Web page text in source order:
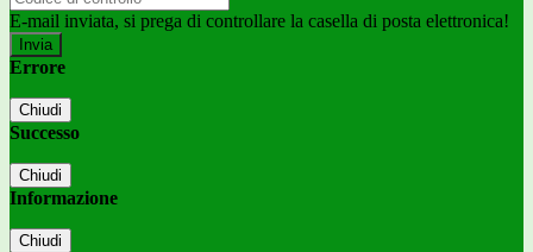
E-mail inviata, si prega di controllare la casella di posta elettronica!
Errore
Chiudi
Successo
Chiudi
Informazione
Chiudi